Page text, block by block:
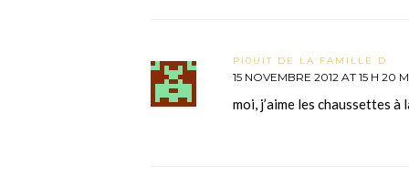
PI0UIT DE LA FAMILLE D
15 NOVEMBRE 2012 AT 15 H 20
moi, j’aime les chaussettes